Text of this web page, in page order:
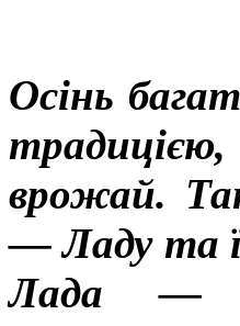
Осінь
врожай.
— Ладу та
Лада —